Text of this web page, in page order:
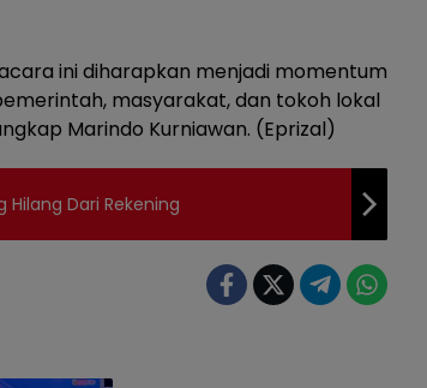
ini diharapkan menjadi momentum
masyarakat, dan tokoh lokal
Marindo Kurniawan. (Eprizal)
Hilang Dari Rekening